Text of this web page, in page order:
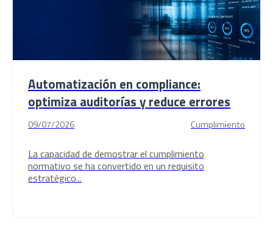
Automatización en compliance:
optimiza auditorías y reduce errores
09/07/2026 Cumplimiento
La capacidad de demostrar el cumplimiento
normativo se ha convertido en un requisito
estratégico...